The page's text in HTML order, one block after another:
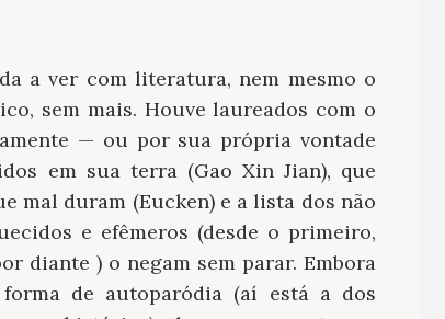
a ver com literatura, nem mesmo o
sem mais. Houve laureados com o
— ou por sua própria vontade
em sua terra (Gao Xin Jian), que
mal duram (Eucken) e a lista dos não
e efêmeros (desde o primeiro,
diante ) o negam sem parar. Embora
de autoparódia (aí está a dos